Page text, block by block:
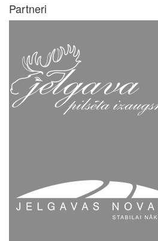
Partneri